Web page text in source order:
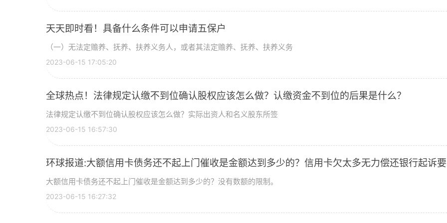
天天即时看！具备什么条件可以申请五保户
（一）无法定赡养、抚养、扶养义务人，或者其法定赡养、抚养、扶养义务
2023-06-15 17:05:20
全球热点！法律规定认缴不到位确认股权应该怎么做？认缴资金不到位的后果是什么？
法律规定认缴不到位确认股权应该怎么做？实际出资人和名义股东所签
2023-06-15 16:57:30
环球报道:大额信用卡债务还不起上门催收是金额达到多少的？信用卡欠太多无力偿还银行起诉
历什么流程？
大额信用卡债务还不起上门催收是金额达到多少的？没有数额的限制。
2023-06-15 16:27:32